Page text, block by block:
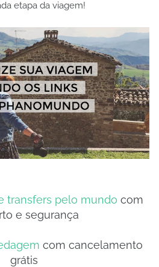
etapa da viagem!
transfers pelo mundo com
e segurança
com cancelamento
grátis